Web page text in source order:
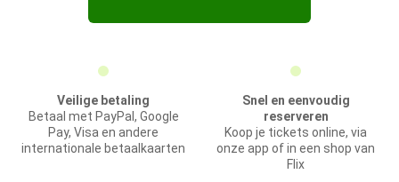
Veilige betaling
Betaal met PayPal, Google
Pay, Visa en andere
internationale betaalkaarten
Snel en eenvoudig
reserveren
Koop je tickets online, via
onze app of in een shop van
Flix